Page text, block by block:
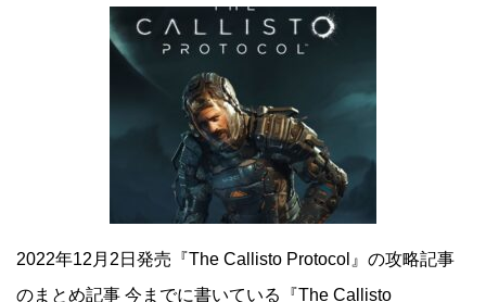
2022年12月2日発売『The Callisto Protocol』の攻略記事
のまとめ記事 今までに書いている『The Callisto